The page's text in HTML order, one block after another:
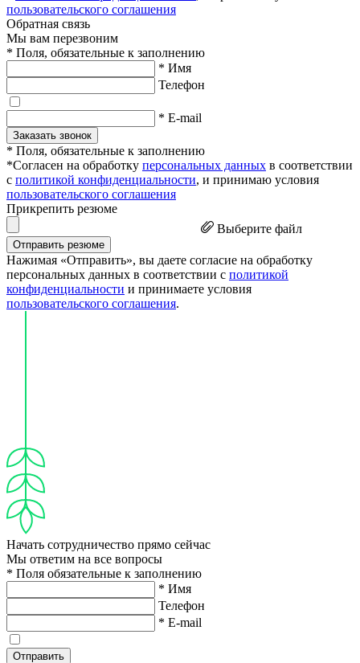
пользовательского соглашения
Обратная связь
Мы вам перезвоним
* Поля, обязательные к заполнению
* Имя
Телефон
* E-mail
Заказать звонок
* Поля, обязательные к заполнению
*Согласен на обработку персональных данных в соответствии
с политикой конфиденциальности, и принимаю условия
пользовательского соглашения
Прикрепить резюме
Выберите файл
Отправить резюме
Нажимая «Отправить», вы даете согласие на обработку
персональных данных в соответствии с политикой
конфиденциальности и принимаете условия
пользовательского соглашения.
Начать сотрудничество прямо сейчас
Мы ответим на все вопросы
* Поля обязательные к заполнению
* Имя
Телефон
* E-mail
Отправить